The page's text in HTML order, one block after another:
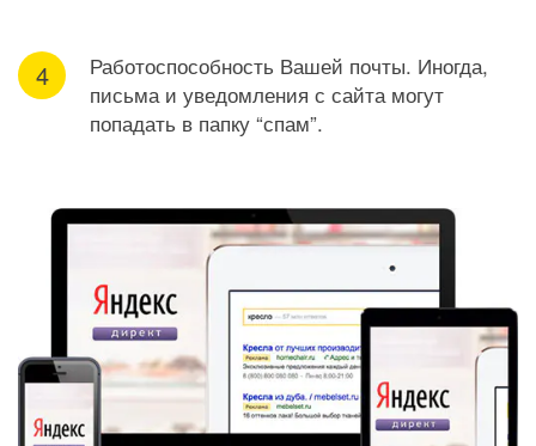
Работоспособность Вашей почты. Иногда,
письма и уведомления с сайта могут
попадать в папку “спам”.